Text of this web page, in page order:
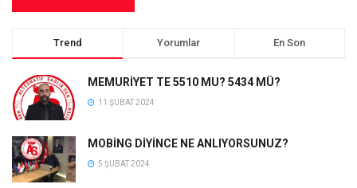
Trend Yorumlar En Son
MEMURİYET TE 5510 MU? 5434 MÜ?
11 ŞUBAT 2024
MOBİNG DİYİNCE NE ANLIYORSUNUZ?
5 ŞUBAT 2024